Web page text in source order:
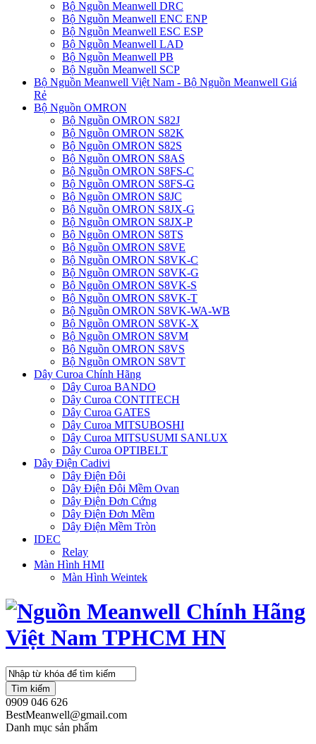
Bộ Nguồn Meanwell DRC
Bộ Nguồn Meanwell ENC ENP
Bộ Nguồn Meanwell ESC ESP
Bộ Nguồn Meanwell LAD
Bộ Nguồn Meanwell PB
Bộ Nguồn Meanwell SCP
Bộ Nguồn Meanwell Việt Nam - Bộ Nguồn Meanwell Giá
Rẻ
Bộ Nguồn OMRON
Bộ Nguồn OMRON S82J
Bộ Nguồn OMRON S82K
Bộ Nguồn OMRON S82S
Bộ Nguồn OMRON S8AS
Bộ Nguồn OMRON S8FS-C
Bộ Nguồn OMRON S8FS-G
Bộ Nguồn OMRON S8JC
Bộ Nguồn OMRON S8JX-G
Bộ Nguồn OMRON S8JX-P
Bộ Nguồn OMRON S8TS
Bộ Nguồn OMRON S8VE
Bộ Nguồn OMRON S8VK-C
Bộ Nguồn OMRON S8VK-G
Bộ Nguồn OMRON S8VK-S
Bộ Nguồn OMRON S8VK-T
Bộ Nguồn OMRON S8VK-WA-WB
Bộ Nguồn OMRON S8VK-X
Bộ Nguồn OMRON S8VM
Bộ Nguồn OMRON S8VS
Bộ Nguồn OMRON S8VT
Dây Curoa Chính Hãng
Dây Curoa BANDO
Dây Curoa CONTITECH
Dây Curoa GATES
Dây Curoa MITSUBOSHI
Dây Curoa MITSUSUMI SANLUX
Dây Curoa OPTIBELT
Dây Điện Cadivi
Dây Điện Đôi
Dây Điện Đôi Mềm Ovan
Dây Điện Đơn Cứng
Dây Điện Đơn Mềm
Dây Điện Mềm Tròn
IDEC
Relay
Màn Hình HMI
Màn Hình Weintek
Tìm kiếm
0909 046 626
BestMeanwell@gmail.com
Danh mục sản phẩm